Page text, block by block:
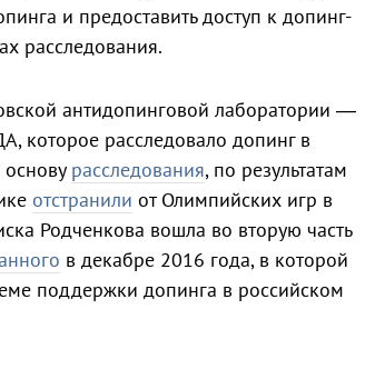
и предоставить доступ к допинг-
расследования.
антидопинговой лаборатории —
которое расследовало допинг в
расследования, по результатам
отстранили от Олимпийских игр в
Родченкова вошла во вторую часть
в декабре 2016 года, в которой
поддержки допинга в российском